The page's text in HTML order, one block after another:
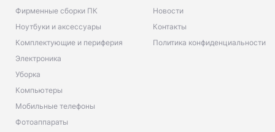
Фирменные сборки ПК
Ноутбуки и аксессуары
Комплектующие и периферия
Электроника
Уборка
Компьютеры
Мобильные телефоны
Фотоаппараты
Новости
Контакты
Политика конфиденциальности